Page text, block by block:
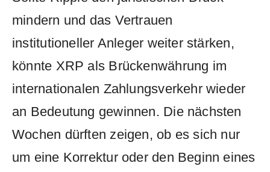
mindern und das Vertrauen
institutioneller Anleger weiter stärken,
könnte XRP als Brückenwährung im
internationalen Zahlungsverkehr wieder
an Bedeutung gewinnen. Die nächsten
Wochen dürften zeigen, ob es sich nur
um eine Korrektur oder den Beginn eines